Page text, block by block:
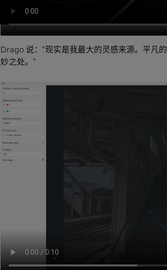
Drago 说：“现实是我最大的灵感来源。平凡
妙之处。”